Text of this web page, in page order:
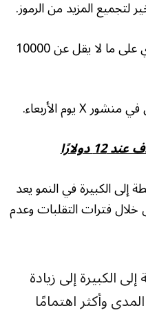
يشير مقياس عدد الحيتان الخاص بـ Santiment إلى أن عدد المحافظ التي تحتوي على ما لا يقل عن 10000
في منشور X يوم الأربعاء.
الكبيرة في النمو يعد
فترات التقلبات وعدم
الكبيرة إلى زيادة
وأكثر اهتمامًا